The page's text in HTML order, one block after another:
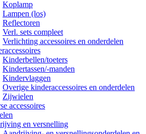
Koplamp
Lampen (los)
Reflectoren
Verl. sets compleet
Verlichting accessoires en onderdelen
Kinderbellen/toeters
Kindertassen/-manden
Kindervlaggen
Overige kinderaccessoires en onderdelen
Zijwielen
accessoires
en versnelling